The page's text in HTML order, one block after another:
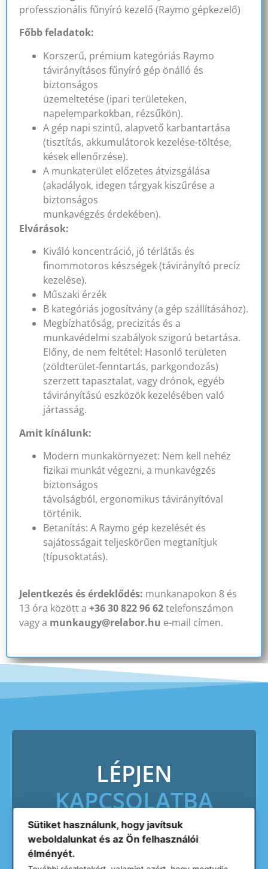
professzionális fűnyíró kezelő (Raymo gépkezelő)
Főbb feladatok:
Korszerű, prémium kategóriás Raymo
távirányításos fűnyíró gép önálló és
biztonságos
üzemeltetése (ipari területeken,
napelemparkokban, rézsűkön).
A gép napi szintű, alapvető karbantartása
(tisztítás, akkumulátorok kezelése-töltése,
kések ellenőrzése).
A munkaterület előzetes átvizsgálása
(akadályok, idegen tárgyak kiszűrése a
biztonságos
munkavégzés érdekében).
Elvárások:
Kiváló koncentráció, jó térlátás és
finommotoros készségek (távirányító precíz
kezelése).
Műszaki érzék
B kategóriás jogosítvány (a gép szállításához).
Megbízhatóság, precizitás és a
munkavédelmi szabályok szigorú betartása.
Előny, de nem feltétel: Hasonló területen
(zöldterület-fenntartás, parkgondozás)
szerzett tapasztalat, vagy drónok, egyéb
távirányítású eszközök kezelésében való
jártasság.
Amit kínálunk:
Modern munkakörnyezet: Nem kell nehéz
fizikai munkát végezni, a munkavégzés
biztonságos
távolságból, ergonomikus távirányítóval
történik.
Betanítás: A Raymo gép kezelését és
sajátosságait teljeskörűen megtanítjuk
(típusoktatás).
Jelentkezés és érdeklődés: munkanapokon 8 és
13 óra között a +36 30 822 96 62telefonszámon
vagy a munkaugy@relabor.hu e-mail címen.
LÉPJEN
KAPCSOLATBA
VELÜNK!
Sütiket használunk, hogy javítsuk
weboldalunkat és az Ön felhasználói
élményét.